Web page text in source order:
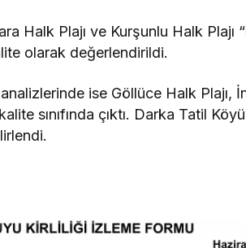
Halk Plajı ve Kurşunlu Halk Plajı
olarak değerlendirildi.
ise Göllüce Halk Plajı,
sınıfında çıktı. Darka Tatil